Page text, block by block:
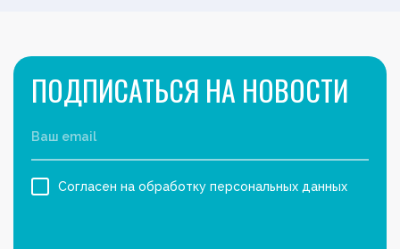
ПОДПИСАТЬСЯ НА НОВОСТИ
Согласен на обработку персональных данных